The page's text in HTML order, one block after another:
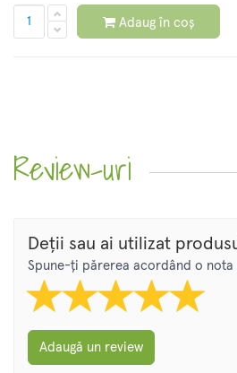
Adaug în coș
Review-uri
Deții sau ai utilizat
Spune-ți părerea acordând o nota
Adaugă un review